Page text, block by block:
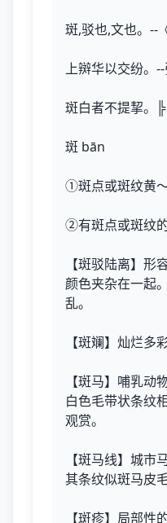
斑,驳也,文也。--
上辬华以交纷。--
斑白者不提挈。╠
斑 bān
①斑点或斑纹黄～
②有斑点或斑纹的
【斑驳陆离】形
颜色夹杂在一起
乱。
【斑斓】灿烂多
【斑马】哺乳动
白色毛带状条纹
观赏。
【斑马线】城市
其条纹似斑马皮
【斑疹】局部性